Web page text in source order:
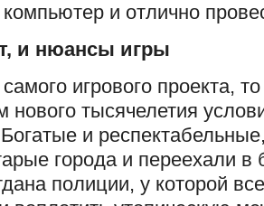
компьютер и отлично
и нюансы игры
игрового проекта,
нового тысячелетия
и
города и переехали в
полиции, у которой